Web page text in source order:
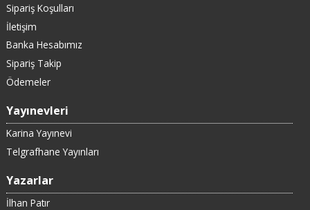
Sipariş Koşulları
İletişim
Banka Hesabımız
Sipariş Takip
Ödemeler
Yayınevleri
Karina Yayınevi
Telgrafhane Yayınları
Yazarlar
İlhan Patır